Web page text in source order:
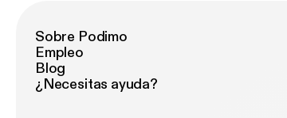
Sobre Podimo
Empleo
Blog
¿Necesitas ayuda?